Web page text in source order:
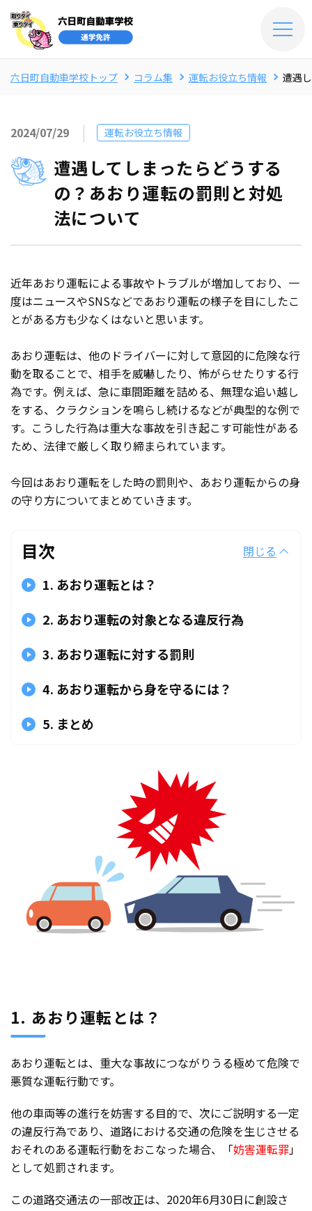
六日町自動車学校トップ コラム集 運転お役立ち情報 遭遇
2024/07/29 運転お役立ち情報
遭遇してしまったらどうする
の？あおり運転の罰則と対処
法について
近年あおり運転による事故やトラブルが増加しており、一
度はニュースやSNSなどであおり運転の様子を目にしたこ
とがある方も少なくはないと思います。
あおり運転は、他のドライバーに対して意図的に危険な行
動を取ることで、相手を威嚇したり、怖がらせたりする行
為です。例えば、急に車間距離を詰める、無理な追い越し
をする、クラクションを鳴らし続けるなどが典型的な例で
す。こうした行為は重大な事故を引き起こす可能性がある
ため、法律で厳しく取り締まられています。
今回はあおり運転をした時の罰則や、あおり運転からの身
の守り方についてまとめていきます。
目次 閉じる
1. あおり運転とは？
2. あおり運転の対象となる違反行為
3. あおり運転に対する罰則
4. あおり運転から身を守るには？
5. まとめ
1. あおり運転とは？
あおり運転とは、重大な事故につながりうる極めて危険で
悪質な運転行動です。
他の車両等の進行を妨害する目的で、次にご説明する一定
の違反行為であり、道路における交通の危険を生じさせる
おそれのある運転行動をおこなった場合、「妨害運転罪」
として処罰されます。
この道路交通法の一部改正は、2020年6月30日に創設さ